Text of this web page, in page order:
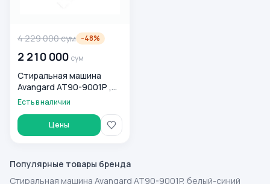
4 229 000сум -48%
2 210 000 сум
Стиральная машина
Avangard AT90-9001P ,
синий
Есть в наличии
Цены
Популярные товары бренда
Стиральная машина Avangard AT90-9001P, белый-синий